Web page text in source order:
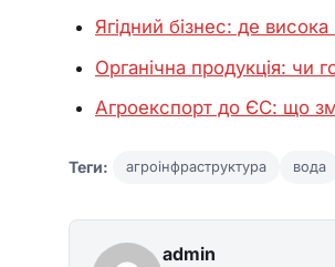
Ягідний бізнес: де
Органічна продукція: чи
Агроекспорт до ЄС: що
Теги: агроінфраструктура вода
admin